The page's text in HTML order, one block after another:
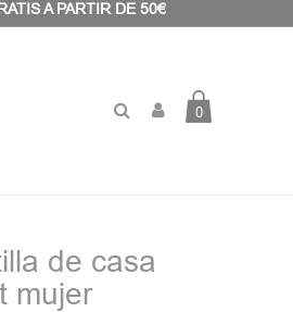
A PARTIR DE 50€
0
de casa
mujer